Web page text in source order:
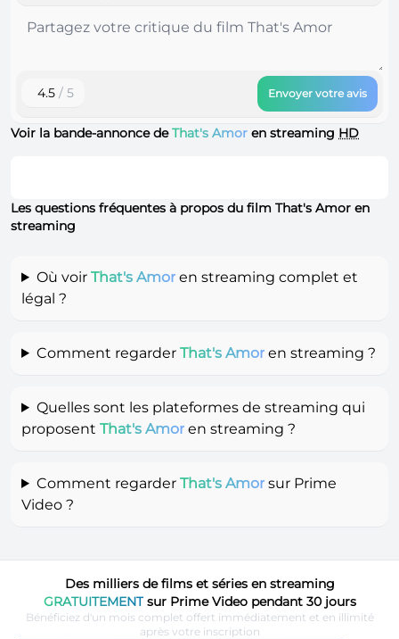
4.5 / 5 Envoyer votre avis
Voir la bande-annonce deThat's Amor en streaming HD
Les questions fréquentes à propos du film That's Amor en
streaming
Où voir That's Amoren streaming complet et
légal ?
Comment regarder That's Amoren streaming ?
Quelles sont les plateformes de streaming qui
proposent That's Amor en streaming ?
Comment regarder That's Amorsur Prime
Video ?
Des milliers de films et séries en streaming
GRATUITEMENTsur Prime Video pendant 30 jours
Bénéficiez d'un mois complet offert immédiatement et en illimité
après votre inscription